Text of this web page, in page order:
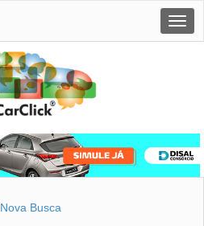
Nova Busca